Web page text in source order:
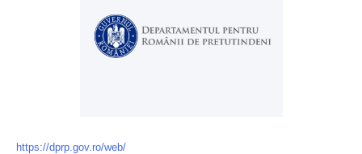
https://dprp.gov.ro/web/